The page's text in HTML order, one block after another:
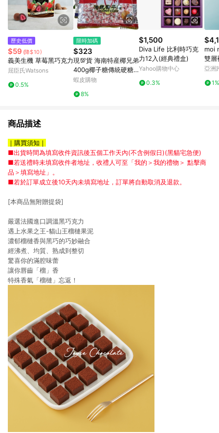
歷史低價
$59 (降$10)
義美生機 草莓黑巧克力
屈臣氏Watsons
0.5%
限時加碼
$323
現💯貨 海南特産椰兄弟
400g椰子糖傳統硬糖
糖果濃香婚慶喜糖年貨
蝦皮購物
8%
$1,500
Diva Life 比利時巧克
力12入(經典禮盒)
Yahoo購物中心
0.3%
moi
雙層
亞洲
1%
商品描述
｜購買須知｜
■出貨時間為填寫收件資訊後五個工作天內(不含例假日)(黑貓宅急便)
■若送禮時未填寫收件者地址，收禮⼈可⾄「我的＞我的禮物＞ 點擊商
品＞填寫地址」。
■若於訂單成立後10天內未填寫地址，訂單將⾃動取消及退款。
[本商品無附贈提袋]
嚴選法國進口調溫黑巧克力
遇上水果之王-貓山王榴槤果泥
濃郁榴槤香與黑巧的巧妙融合
經沸煮、均質、熟成到整切
驚喜你的滿腔味蕾
讓你唇齒「榴」香
特殊香氣「榴槤」忘返！